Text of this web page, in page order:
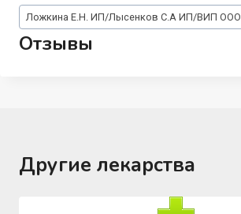
Метки
записи:
Ложкина Е.Н. ИП/Лысенков С.А ИП/ВИП ООО
Отзывы
Другие лекарства